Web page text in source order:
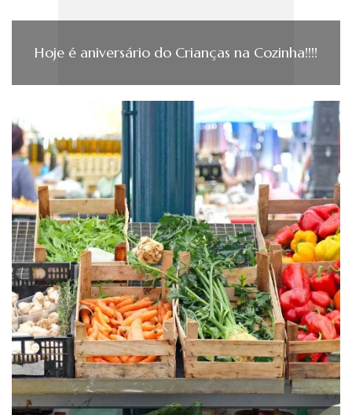
Hoje é aniversário do Crianças na Cozinha!!!!